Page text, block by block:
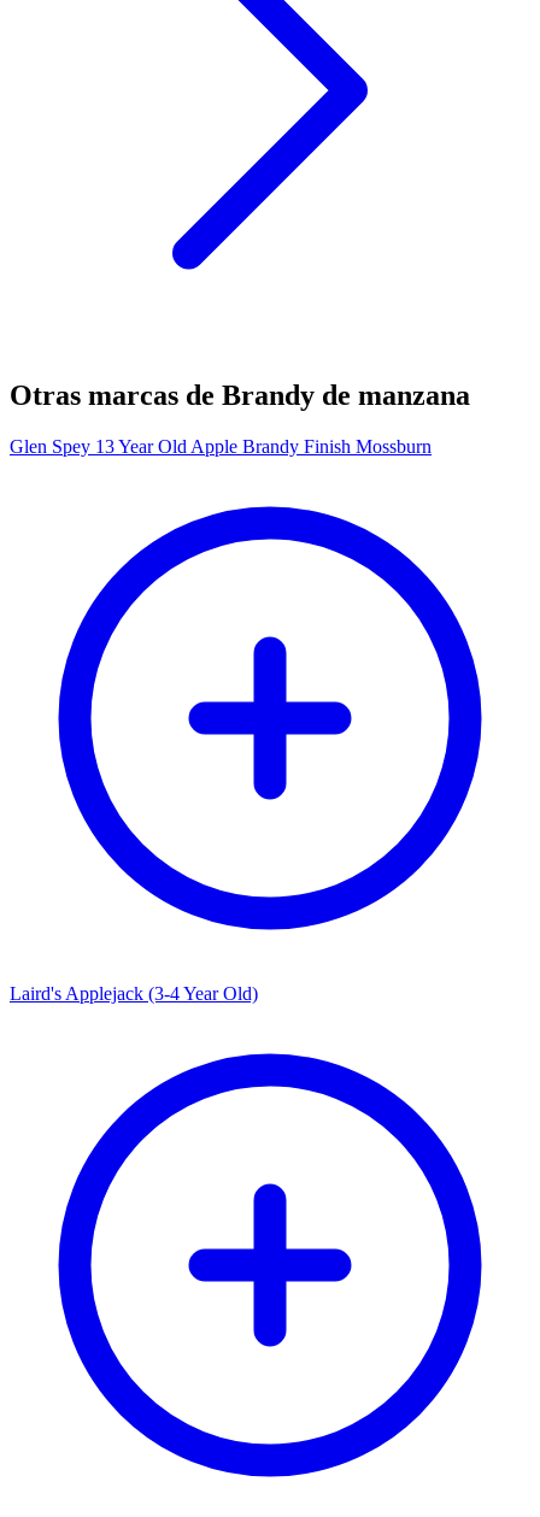
Otras marcas de Brandy de manzana
Glen Spey 13 Year Old Apple Brandy Finish Mossburn
Laird's Applejack (3-4 Year Old)